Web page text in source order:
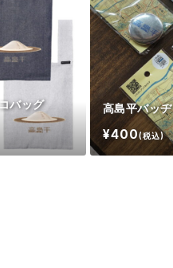
バッグ 高島平バッヂ
¥400(税込)